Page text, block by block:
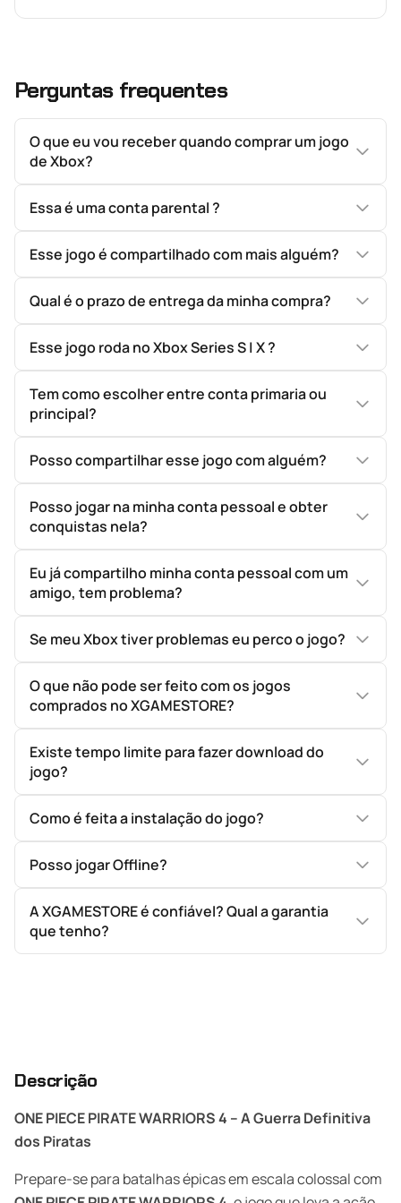
Perguntas frequentes
O que eu vou receber quando comprar um jogo
de Xbox?
Essa é uma conta parental ?
Esse jogo é compartilhado com mais alguém?
Qual é o prazo de entrega da minha compra?
Esse jogo roda no Xbox Series S | X ?
Tem como escolher entre conta primaria ou
principal?
Posso compartilhar esse jogo com alguém?
Posso jogar na minha conta pessoal e obter
conquistas nela?
Eu já compartilho minha conta pessoal com um
amigo, tem problema?
Se meu Xbox tiver problemas eu perco o jogo?
O que não pode ser feito com os jogos
comprados no XGAMESTORE?
Existe tempo limite para fazer download do
jogo?
Como é feita a instalação do jogo?
Posso jogar Offline?
A XGAMESTORE é confiável? Qual a garantia
que tenho?
Descrição
ONE PIECE PIRATE WARRIORS 4 – A Guerra Definitiva
dos Piratas
Prepare-se para batalhas épicas em escala colossal com